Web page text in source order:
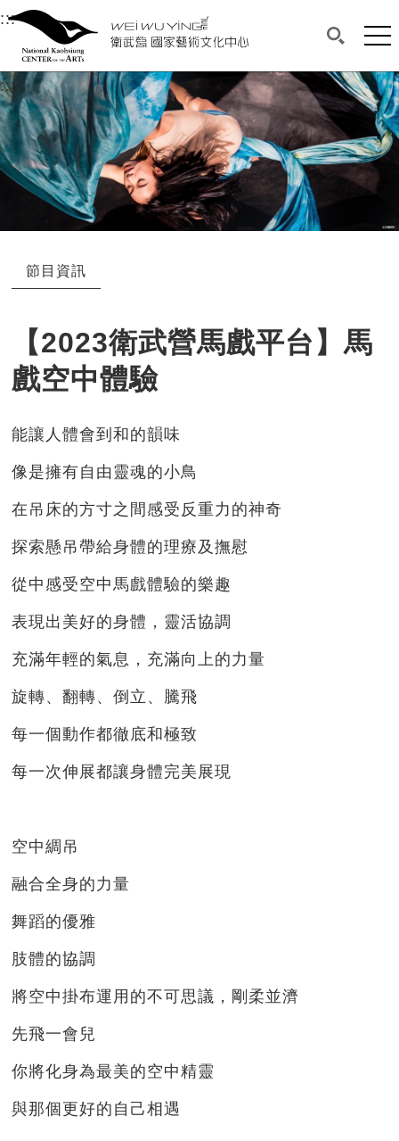
衛武營國家藝術文化中心
中央內容區塊，為本頁主要內容區。
:::選單連結區塊，此區塊列有本網站主要連結。
衛武營國家藝術文化中心
搜尋(開
網
::: 中央內容區塊，為本頁主要內容區。
節目資訊
【2023衛武營馬戲平台】馬
戲空中體驗
能讓人體會到和的韻味
像是擁有自由靈魂的小鳥
在吊床的方寸之間感受反重力的神奇
探索懸吊帶給身體的理療及撫慰
從中感受空中馬戲體驗的樂趣
表現出美好的身體，靈活協調
充滿年輕的氣息，充滿向上的力量
旋轉、翻轉、倒立、騰飛
每一個動作都徹底和極致
每一次伸展都讓身體完美展現
空中綢吊
融合全身的力量
舞蹈的優雅
肢體的協調
將空中掛布運用的不可思議，剛柔並濟
先飛一會兒
你將化身為最美的空中精靈
與那個更好的自己相遇